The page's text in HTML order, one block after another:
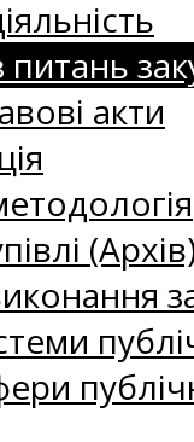
питань
акти